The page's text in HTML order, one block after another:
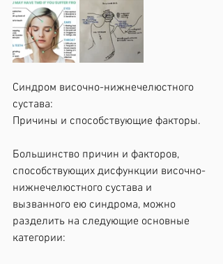
Синдром височно-нижнечелюстного
сустава:
Причины и способствующие факторы.
Большинство причин и факторов,
способствующих дисфункции височно-
нижнечелюстного сустава и
вызванного ею синдрома, можно
разделить на следующие основные
категории: